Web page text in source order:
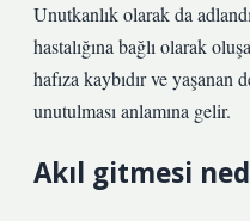
Unutkanlık olarak da
hastalığına bağlı olarak
hafıza kaybıdır ve yaşanan
unutulması anlamına gelir.
Akıl gitmesi